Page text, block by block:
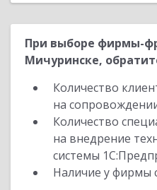
При выборе фирмы-
Мичуринске,
Количество
на
Количество
на внедрение
системы
Наличие у фирмы